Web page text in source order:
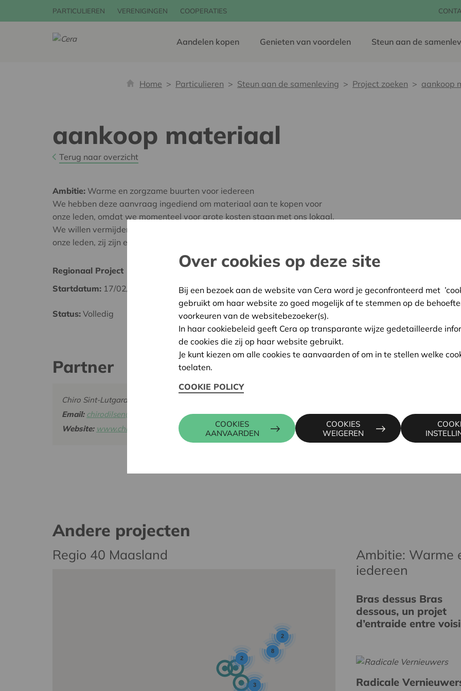
PARTICULIEREN VERENIGINGEN COOPERATIES
Aandelen kopen Genieten van voordelen Steun aan de
Home Particulieren Steun aan de samenleving Project zoeken aankoop
aankoop materiaal
Terug naar overzicht
Ambitie: Warme en zorgzame buurten voor iedereen
We hebben deze aanvraag ingediend om materiaal aan te kopen voor
onze leden, omdat we momenteel voor grote kosten staan met ons lokaal.
We willen vermijden dat er hierdoor geen budget meer overblijft voor
onze leden, zij zijn en blijven voor ons het belangrijkste.
Regionaal Project
Startdatum: 17/02/2025
Status: Volledig
Maasland
Datum: 17/02/2025
Beslissing:Goedgekeurd
Partner
Chiro Sint-Lutgardis Dilsen, Vlessersweg 15 2, 3650 DILSEN-STOKKEM
Email: chirodilsen@hotmail.com
Website: www.chirodilsen.com
016 27 96 74
Andere projecten
Regio 40 Maasland
8
3
2
2
Ambitie: Warme
iedereen
Bras dessus Bras
dessous, un projet
d’entraide entre
Radicale
Over cookies op deze site
Bij een bezoek aan de website van Cera word je geconfronteerd met
gebruikt om haar website zo goed mogelijk af te stemmen op de
voorkeuren van de websitebezoeker(s).
In haar cookiebeleid geeft Cera op transparante wijze gedetailleerde
de cookies die zij op haar website gebruikt.
Je kunt kiezen om alle cookies te aanvaarden of om in te stellen welke
toelaten.
COOKIE POLICY
COOKIES
AANVAARDEN
COOKIES
WEIGEREN